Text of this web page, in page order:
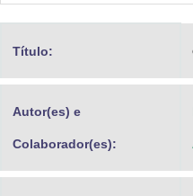
Gabinete de Segurança Institucional
Planalto
Título:
Autor(es) e
Colaborador(es):